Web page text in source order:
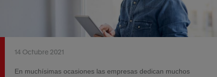
14 Octubre 2021
En muchísimas ocasiones las empresas dedican muchos